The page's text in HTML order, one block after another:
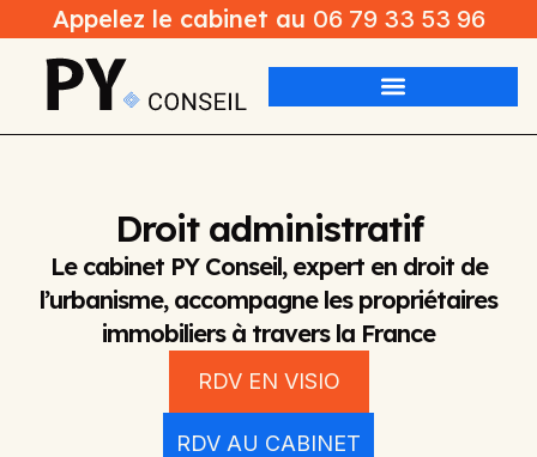
Appelez le cabinet au 06 79 33 53 96
Droit administratif
Le cabinet PY Conseil, expert en droit de
l’urbanisme, accompagne les propriétaires
immobiliers à travers la France
RDV EN VISIO
RDV AU CABINET